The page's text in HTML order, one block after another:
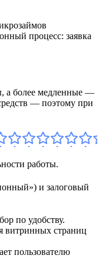
процесс: заявка
а более медленные —
— поэтому при
работы.
и залоговый
по удобству.
витринных страниц
пользователю